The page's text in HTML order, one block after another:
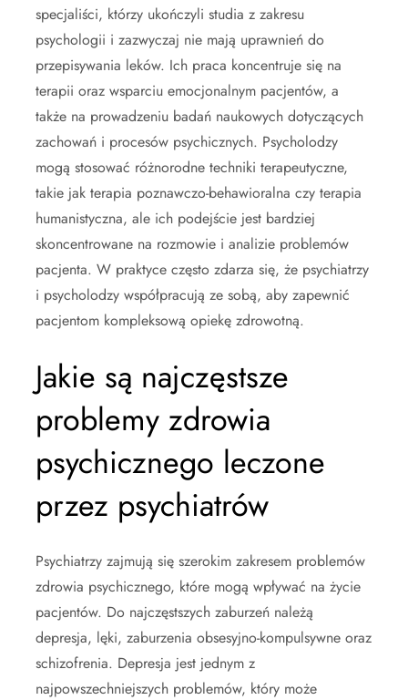
specjaliści, którzy ukończyli studia z zakresu
psychologii i zazwyczaj nie mają uprawnień do
przepisywania leków. Ich praca koncentruje się na
terapii oraz wsparciu emocjonalnym pacjentów, a
także na prowadzeniu badań naukowych dotyczących
zachowań i procesów psychicznych. Psycholodzy
mogą stosować różnorodne techniki terapeutyczne,
takie jak terapia poznawczo-behawioralna czy terapia
humanistyczna, ale ich podejście jest bardziej
skoncentrowane na rozmowie i analizie problemów
pacjenta. W praktyce często zdarza się, że psychiatrzy
i psycholodzy współpracują ze sobą, aby zapewnić
pacjentom kompleksową opiekę zdrowotną.
Jakie są najczęstsze
problemy zdrowia
psychicznego leczone
przez psychiatrów
Psychiatrzy zajmują się szerokim zakresem problemów
zdrowia psychicznego, które mogą wpływać na życie
pacjentów. Do najczęstszych zaburzeń należą
depresja, lęki, zaburzenia obsesyjno-kompulsywne oraz
schizofrenia. Depresja jest jednym z
najpowszechniejszych problemów, który może